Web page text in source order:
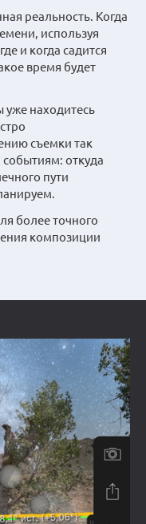
реальность. Когда
используя
и когда садится
время будет
уже находитесь
съемки так
откуда
пути
более точного
композиции